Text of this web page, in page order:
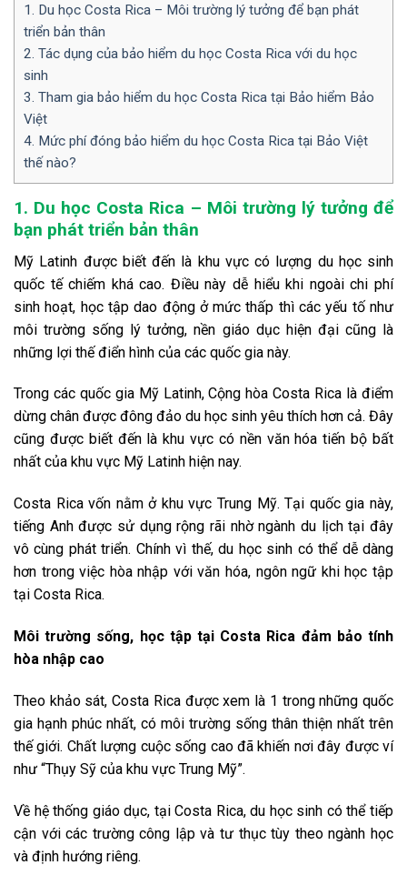
1. Du học Costa Rica – Môi trường lý tưởng để bạn phát
triển bản thân
2. Tác dụng của bảo hiểm du học Costa Rica với du học
sinh
3. Tham gia bảo hiểm du học Costa Rica tại Bảo hiểm Bảo
Việt
4. Mức phí đóng bảo hiểm du học Costa Rica tại Bảo Việt
thế nào?
1. Du học Costa Rica – Môi trường lý tưởng để
bạn phát triển bản thân
Mỹ Latinh được biết đến là khu vực có lượng du học sinh
quốc tế chiếm khá cao. Điều này dễ hiểu khi ngoài chi phí
sinh hoạt, học tập dao động ở mức thấp thì các yếu tố như
môi trường sống lý tưởng, nền giáo dục hiện đại cũng là
những lợi thế điển hình của các quốc gia này.
Trong các quốc gia Mỹ Latinh, Cộng hòa Costa Rica là điểm
dừng chân được đông đảo du học sinh yêu thích hơn cả. Đây
cũng được biết đến là khu vực có nền văn hóa tiến bộ bất
nhất của khu vực Mỹ Latinh hiện nay.
Costa Rica vốn nằm ở khu vực Trung Mỹ. Tại quốc gia này,
tiếng Anh được sử dụng rộng rãi nhờ ngành du lịch tại đây
vô cùng phát triển. Chính vì thế, du học sinh có thể dễ dàng
hơn trong việc hòa nhập với văn hóa, ngôn ngữ khi học tập
tại Costa Rica.
Môi trường sống, học tập tại Costa Rica đảm bảo tính
hòa nhập cao
Theo khảo sát, Costa Rica được xem là 1 trong những quốc
gia hạnh phúc nhất, có môi trường sống thân thiện nhất trên
thế giới. Chất lượng cuộc sống cao đã khiến nơi đây được ví
như “Thụy Sỹ của khu vực Trung Mỹ”.
Về hệ thống giáo dục, tại Costa Rica, du học sinh có thể tiếp
cận với các trường công lập và tư thục tùy theo ngành học
và định hướng riêng.